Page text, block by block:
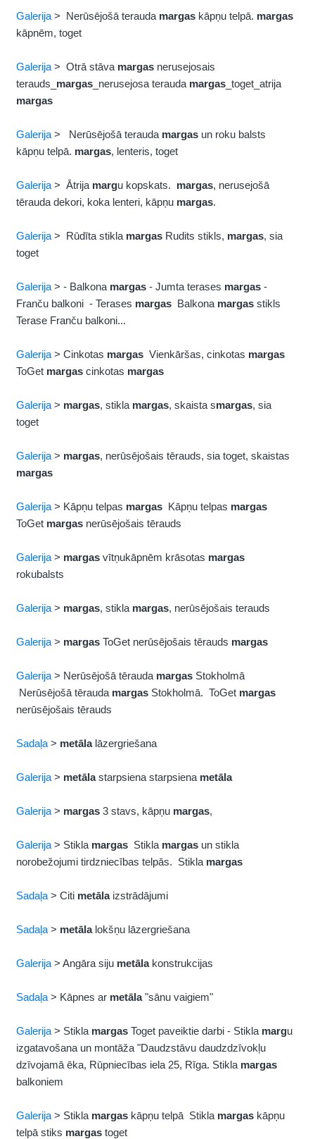
Galerija > Nerūsējošā terauda margas kāpņu telpā. margas
kāpnēm, toget
Galerija > Otrā stāva margas nerusejosais
terauds_ margas _nerusejosa terauda margas _toget_atrija
margas
Galerija > Nerūsējošā terauda margas un roku balsts
kāpņu telpā. margas, lenteris, toget
Galerija > Ātrija margu kopskats. margas, nerusejošā
tērauda dekori, koka lenteri, kāpņu margas.
Galerija > Rūdīta stikla margas Rudits stikls, margas, sia
toget
Galerija > - Balkona margas - Jumta terases margas -
Franču balkoni - Terases margas Balkona margas stikls
Terase Franču balkoni...
Galerija > Cinkotas margas Vienkāršas, cinkotas margas
ToGet margas cinkotas margas
Galerija > margas, stikla margas, skaista smargas, sia
toget
Galerija > margas, nerūsējošais tērauds, sia toget, skaistas
margas
Galerija > Kāpņu telpas margas Kāpņu telpas margas
ToGet margas nerūsējošais tērauds
Galerija > margas vītņukāpnēm krāsotas margas
rokubalsts
Galerija > margas, stikla margas, nerūsējošais terauds
Galerija > margas ToGet nerūsējošais tērauds margas
Galerija > Nerūsējošā tērauda margas Stokholmā
Nerūsējošā tērauda margas Stokholmā. ToGet margas
nerūsējošais tērauds
Sadaļa > metālalāzergriešana
Galerija > metālastarpsiena starpsiena metāla
Galerija > margas 3 stavs, kāpņu margas,
Galerija > Stikla margas Stikla margas un stikla
norobežojumi tirdzniecības telpās. Stikla margas
Sadaļa > Citi metālaizstrādājumi
Sadaļa > metālalokšņu lāzergriešana
Galerija > Angāra siju metālakonstrukcijas
Sadaļa > Kāpnes ar metāla"sānu vaigiem"
Galerija > Stikla margas Toget paveiktie darbi - Stikla margu
izgatavošana un montāža "Daudzstāvu daudzdzīvokļu
dzīvojamā ēka, Rūpniecības iela 25, Rīga. Stikla margas
balkoniem
Galerija > Stikla margas kāpņu telpā Stikla margas kāpņu
telpā stiks margas toget